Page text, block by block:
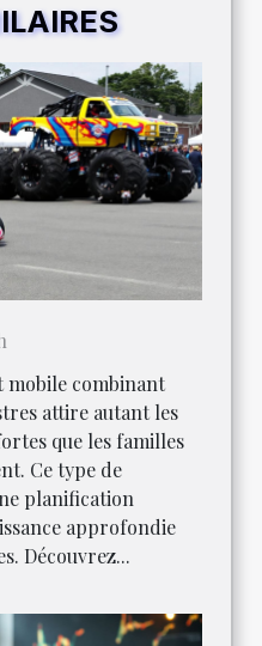
mobile combinant
attire autant les
que les familles
Ce type de
planification
approfondie
Découvrez...